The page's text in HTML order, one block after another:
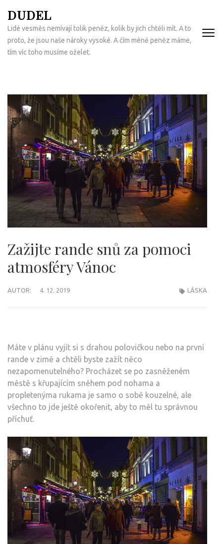
na
obsah
(Enter)
DUDEL
Lidé vesměs nemívají tolik peněz, kolik by jich chtěli mít. A to
proto, že jsou naše nároky vysoké. A čím méně peněz máme,
tím víc toho musíme oželet.
Zažijte rande snů za pomoci
atmosféry Vánoc
AUTOR: 4. 12. 2019 LÁSKA
Máte v plánu vyjít si s drahou polovičkou nebo na první
rande v zimě a chtěli byste zažít něco
nezapomenutelného? Procházet se po zasněženém
městě s křupajícím sněhem pod nohama a
propletenýma rukama je samo o sobě kouzelné, ale
všechno to jde ještě okořenit, aby to měl tu správnou
příchuť.